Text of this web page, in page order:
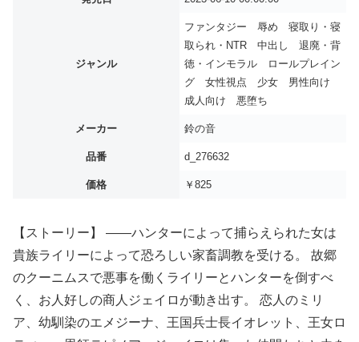
ジャンル
ファンタジー 辱め 寝取り・寝
取られ・NTR 中出し 退廃・背
徳・インモラル ロールプレイン
グ 女性視点 少女 男性向け
成人向け 悪堕ち
メーカー 鈴の音
品番 d_276632
価格 ￥825
【ストーリー】 ――ハンターによって捕らえられた女は
貴族ライリーによって恐ろしい家畜調教を受ける。 故郷
のクーニムスで悪事を働くライリーとハンターを倒すべ
く、お人好しの商人ジェイロが動き出す。 恋人のミリ
ア、幼馴染のエメジーナ、王国兵士長イオレット、王女ロ